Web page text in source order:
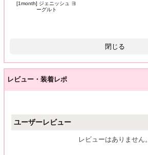
[1month] ジェニッシュ ヨ
ーグルト
閉じる
レビュー・装着レポ
ユーザーレビュー
レビューはありません。